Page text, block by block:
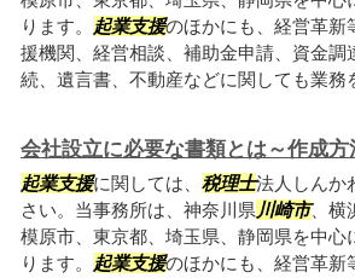
ります。
起業支援のほかにも、経営革新
援機関、経営相談、補助金申請、資金調
続、遺言書、不動産などに関しても業務
会社設立に必要な書類とは～作成方
起業支援に関しては、 税理士法人しんか
さい。当事務所は、神奈川県 川崎市、横
模原市、東京都、埼玉県、静岡県を中心
ります。
起業支援のほかにも、経営革新